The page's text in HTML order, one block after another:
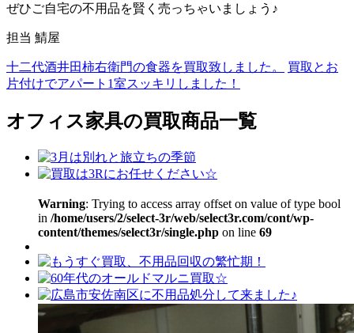
ぜひご自宅の不用品を賢く売っちゃいましょう♪
担当 鯖屋
十二代酒井田柿右衛門の食器を買取致しました。
買取とお
片付けでアパート1室スッキリしました！
オフィス家具の買取商品一覧
Warning: Trying to access array offset on value of type bool
in /home/users/2/select-3r/web/select3r.com/cont/wp-
content/themes/select3r/single.php on line 69